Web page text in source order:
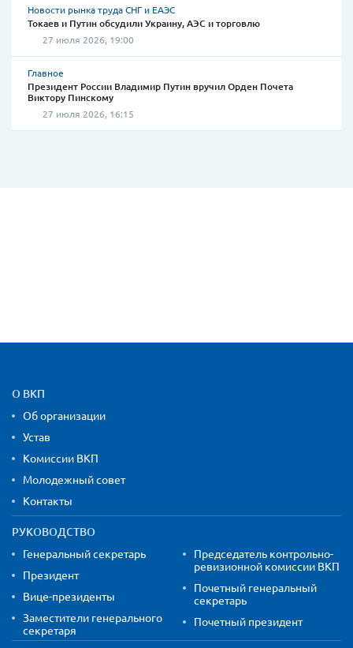
Новости рынка труда СНГ и ЕАЭС
Токаев и Путин обсудили Украину, АЭС и торговлю
27 июля 2026, 19:00
Главное
Президент России Владимир Путин вручил Орден Почета
Виктору Пинскому
27 июля 2026, 16:15
Карта сайта и контактная
О ВКП
Об организации
Устав
Комиссии ВКП
Молодежный совет
Контакты
РУКОВОДСТВО
Генеральный секретарь
Президент
Вице-президенты
Заместители генерального
секретаря
Председатель контрольно-
ревизионной комиссии ВКП
Почетный генеральный
секретарь
Почетный президент